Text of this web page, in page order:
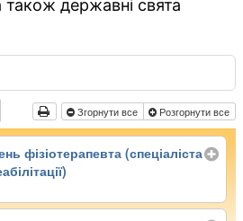
також державні свята
Згорнути все Розгорнути все
фізіотерапевта (спеціаліста